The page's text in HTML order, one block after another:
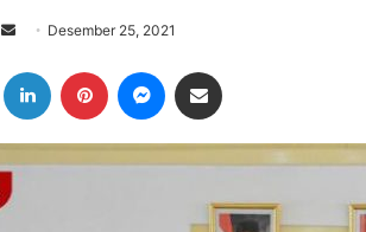
Send
email
Desember 25, 2021
Twitter LinkedIn Pinterest Messenger